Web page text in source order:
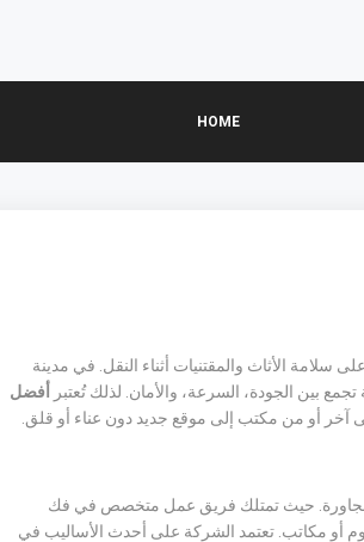
HOME
الأثاث والمقتنيات أثناء النقل. في مدينة
بين الجودة، السرعة، والأمان. لذلك تُعتبر
أفضل
آخر أو من مكتب إلى موقع جديد دون عناء أو قلق.
حيث تمتلك فريق عمل متخصص في فك
نوم أو مكاتب. تعتمد الشركة على أحدث الأساليب في